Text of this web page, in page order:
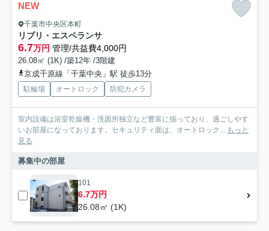
NEW
千葉市中央区本町
リブリ・エスペランサ
6.7万円 管理/共益費4,000円
26.08㎡ (1K) /築12年 /3階建
京成千原線「千葉中央」駅 徒歩13分
駐輪場 オートロック 防犯カメラ
室内設備は浴室乾燥機・洗面所独立など豊富に揃っており、過ごしやす
いお部屋になっております。セキュリティ面は、オートロック... もっと
見る
募集中の部屋
101
6.7万円
26.08㎡ (1K)